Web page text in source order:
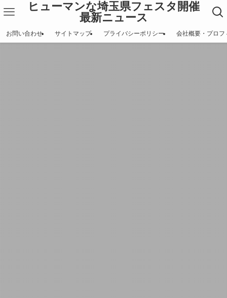
ヒューマンな埼玉県フェスタ開催
最新ニュース
お問い合わせ サイトマップ プライバシーポリシー 会社概要・プロフ